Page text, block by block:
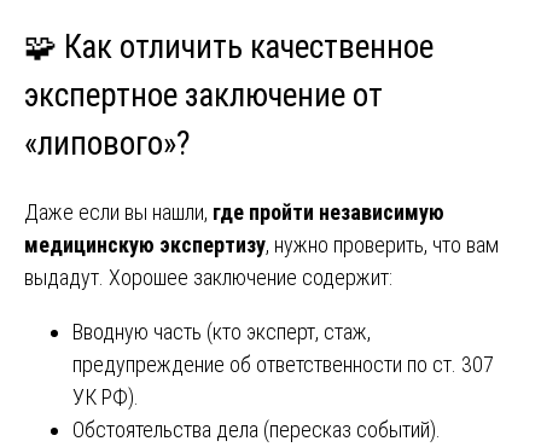
🧩 Как отличить качественное
экспертное заключение от
«липового»?
Даже если вы нашли, где пройти независимую
медицинскую экспертизу, нужно проверить, что вам
выдадут. Хорошее заключение содержит:
Вводную часть (кто эксперт, стаж,
предупреждение об ответственности по ст. 307
УК РФ).
Обстоятельства дела (пересказ событий).